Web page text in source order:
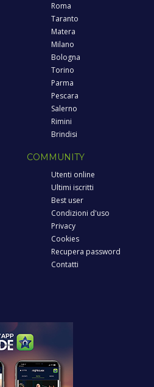
Roma
Taranto
Matera
Milano
Bologna
Torino
Parma
Pescara
Salerno
Rimini
Brindisi
COMMUNITY
Utenti online
Ultimi iscritti
Best user
Condizioni d'uso
Privacy
Cookies
Recupera password
Contatti